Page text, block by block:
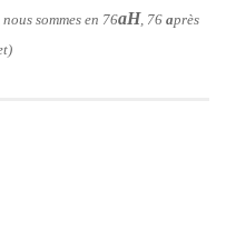
sommes en 76aH, 76 après